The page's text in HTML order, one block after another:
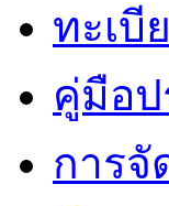
ทะเบี
คู่มือ
การจั